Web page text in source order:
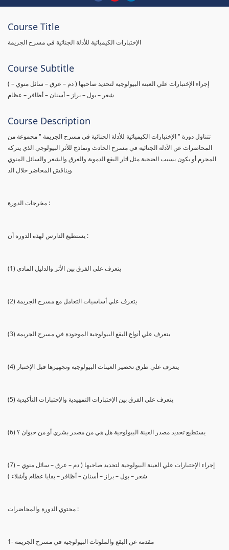
Course Title
الإختبارات الكيميائية للأدلة الجنائية في مسرح الجريمة
Course Subtitle
( إجراء الإختبارات علي العينة البيولوجية لتحديد صاحبها ( دم – عرق – سائل منوي –
شعر – بول – براز – أسنان – أظافر – عظام
Course Description
تتناول دورة " الإختبارات الكيميائية للأدلة الجنائية في مسرح الجريمة " مجموعة من
المحاضرات عن الأدلة الجنائية في مسرح الحادث ونماذج للأثر البيولوجي الذي يتركه
المجرم أو يكون بسبب الضحية مثل اثار البقع الدموية والعرق والشعر والسائل المنوي
ويناقش المحاضر خلال الد
مخرجات الدورة :
يستطيع الدارس لهذه الدورة أن :
(1) يتعرف علي الفرق بين الأثر والدليل المادي
(2) يتعرف علي أساسيات التعامل مع مسرح الجريمة
(3) يتعرف علي أنواع البقع البيولوجية الموجودة في مسرح الجريمة
(4) يتعرف علي طرق تحضير العينات البيولوجية وتجهيزها قبل الإختبار
(5) يتعرف علي الفرق بين الإختبارات التمهيدية والإختبارات التأكيدية
(6) يستطيع تحديد مصدر العينة البيولوجية هل هي من مصدر بشري أو من حيوان ؟
(7) إجراء الإختبارات علي العينة البيولوجية لتحديد صاحبها ( دم – عرق – سائل منوي –
شعر – بول – براز – أسنان – أظافر – بقايا عظام وأشلاء )
محتوي الدورة والمحاضرات :
1- مقدمة عن البقع والملوثات البيولوجية في مسرح الجريمة